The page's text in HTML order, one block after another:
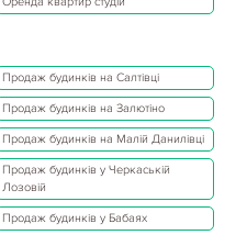
Продаж будинків на Салтівці
Продаж будинків на Залютіно
Продаж будинків на Малій Данилівці
Продаж будинків у Черкаській
Лозовій
Продаж будинків у Бабаях